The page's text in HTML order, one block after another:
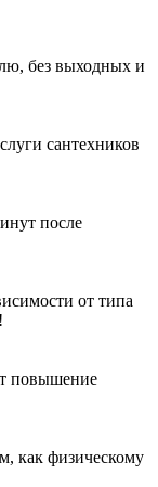
без выходных и
сантехников
после
от типа
повышение
как физическому